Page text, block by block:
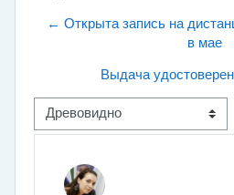
← Открыта запись на
в мае
Выдача
Режим отображения